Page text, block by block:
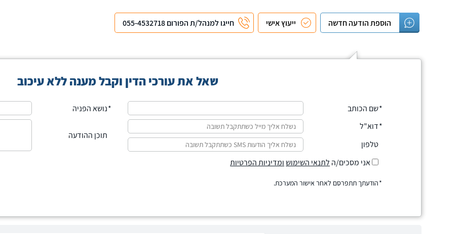
הוספת הודעה חדשה ייעוץ אישי חייגו למנהל/ת הפורום 055-4532718
שאל את עורכי הדין וקבל מענה ללא עיכוב
שם הכותב
דוא"ל
טלפון
נושא הפניה
תוכן ההודעה
אני מסכים/ה לתנאי השימושומדיניות הפרטיות
הודעתך תתפרסם לאחר אישור המערכת.